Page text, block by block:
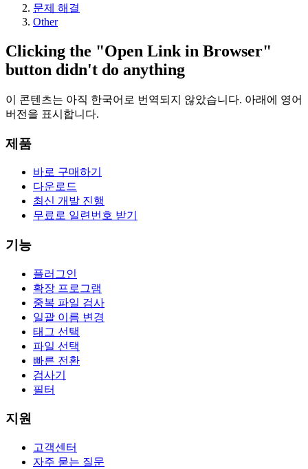
문제 해결
Other
Clicking the "Open Link in Browser"
button didn't do anything
이 콘텐츠는 아직 한국어로 번역되지 않았습니다. 아래에 영어
버전을 표시합니다.
제품
바로 구매하기
다운로드
최신 개발 진행
무료로 일련번호 받기
기능
플러그인
확장 프로그램
중복 파일 검사
일괄 이름 변경
태그 선택
파일 선택
빠른 전환
검사기
필터
지원
고객센터
자주 묻는 질문